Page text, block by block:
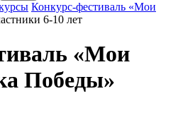
Конкурс-фестиваль «Мои
6-10 лет
«Мои
Победы»